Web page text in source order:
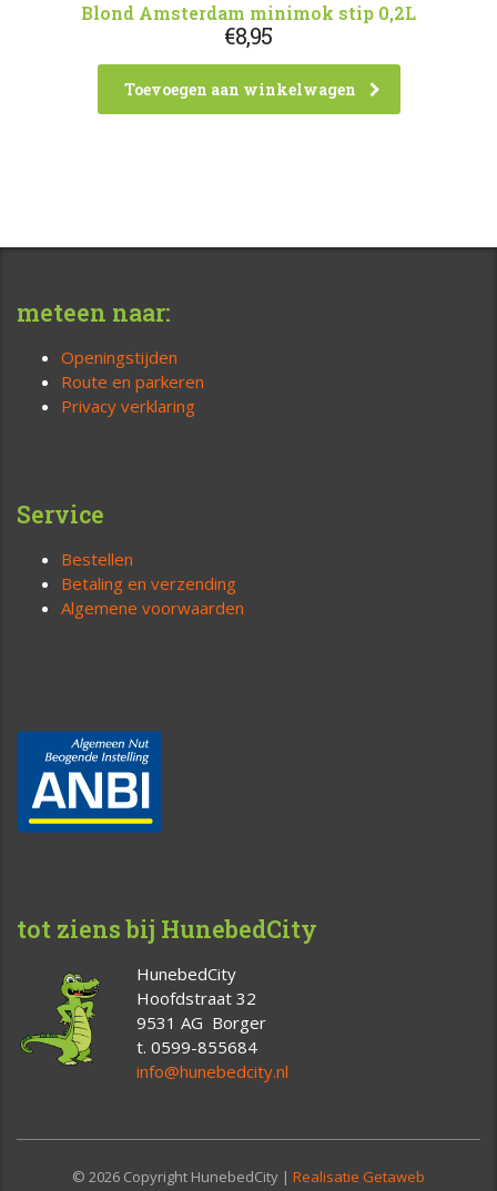
Blond Amsterdam minimok stip 0,2L
€8,95
Toevoegen aan winkelwagen
meteen naar:
Openingstijden
Route en parkeren
Privacy verklaring
Service
Bestellen
Betaling en verzending
Algemene voorwaarden
tot ziens bij HunebedCity
HunebedCity
Hoofdstraat 32
9531 AG Borger
t. 0599-855684
info@hunebedcity.nl
© 2026 Copyright HunebedCity | Realisatie Getaweb